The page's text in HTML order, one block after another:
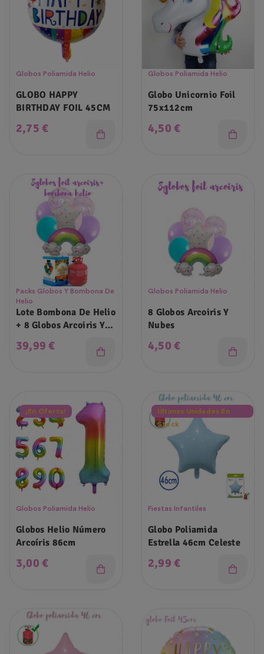
Globos Poliamida Helio
GLOBO HAPPY
BIRTHDAY FOIL 45CM
Precio
2,75 €
Globos Poliamida Helio
Globo Unicornio Foil
75x112cm
Precio
4,50 €
Packs Globos Y Bombona De
Helio
Lote Bombona De Helio
+ 8 Globos Arcoiris Y
Precio
39,99 €
Globos Poliamida Helio
8 Globos Arcoiris Y
Nubes
Precio
4,50 €
¡En Oferta!
Globos Poliamida Helio
Globos Helio Número
Arcoíris 86cm
Precio
3,00 €
Últimas Unidades En
Stock
Fiestas Infantiles
Globo Poliamida
Estrella 46cm Celeste
Precio
2,99 €